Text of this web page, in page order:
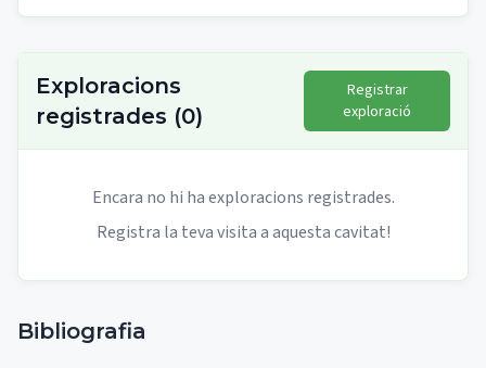
Exploracions
registrades (0)
Registrar
exploració
Encara no hi ha exploracions registrades.
Registra la teva visita a aquesta cavitat!
Bibliografia